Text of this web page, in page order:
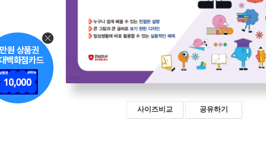
사이즈비교 공유하기